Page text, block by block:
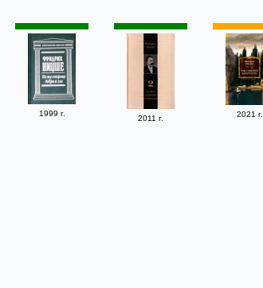
1999 г.
2011 г. 2021 г.